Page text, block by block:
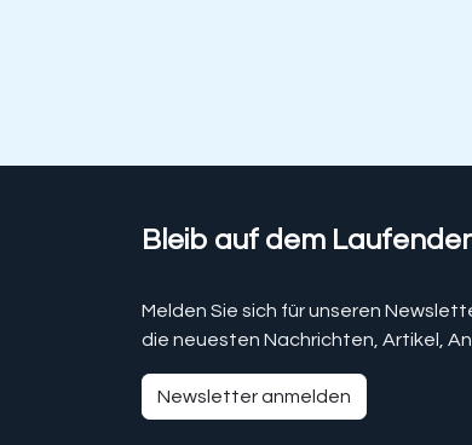
Bleib auf dem
Melden Sie sich für unseren
die neuesten Nachrichten, Artikel,
Newsletter anmelden